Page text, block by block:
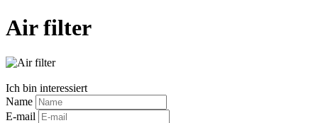
Air filter
Ich bin interessiert
Name
E-mail